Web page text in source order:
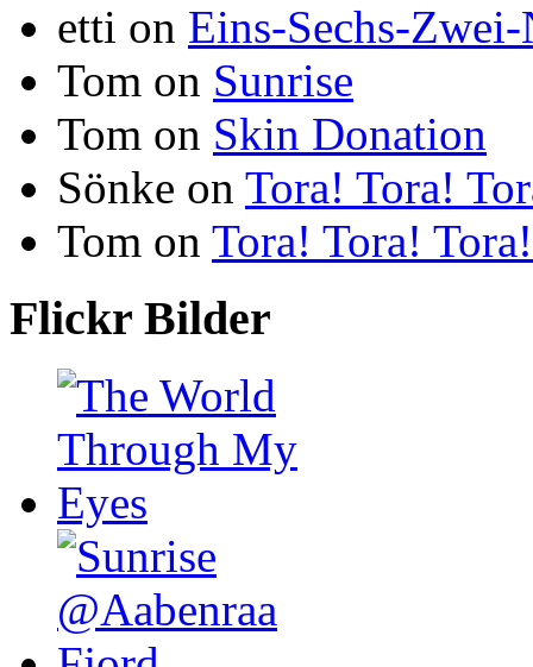
etti on Eins-Sechs-Zwei-
Tom on Sunrise
Tom on Skin Donation
Sönke on Tora! Tora!
Tom on Tora! Tora! Tora!
Flickr Bilder